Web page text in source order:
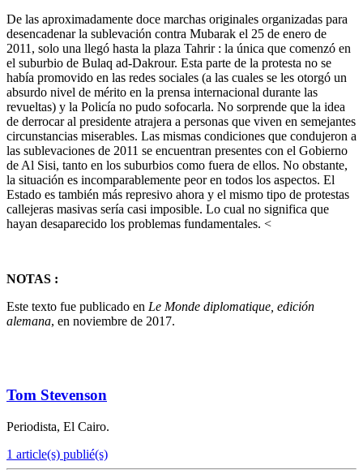
De las aproximadamente doce marchas originales organizadas para
desencadenar la sublevación contra Mubarak el 25 de enero de
2011, solo una llegó hasta la plaza Tahrir : la única que comenzó en
el suburbio de Bulaq ad-Dakrour. Esta parte de la protesta no se
había promovido en las redes sociales (a las cuales se les otorgó un
absurdo nivel de mérito en la prensa internacional durante las
revueltas) y la Policía no pudo sofocarla. No sorprende que la idea
de derrocar al presidente atrajera a personas que viven en semejantes
circunstancias miserables. Las mismas condiciones que condujeron a
las sublevaciones de 2011 se encuentran presentes con el Gobierno
de Al Sisi, tanto en los suburbios como fuera de ellos. No obstante,
la situación es incomparablemente peor en todos los aspectos. El
Estado es también más represivo ahora y el mismo tipo de protestas
callejeras masivas sería casi imposible. Lo cual no significa que
hayan desaparecido los problemas fundamentales. <
NOTAS :
Este texto fue publicado en Le Monde diplomatique, edición
alemana, en noviembre de 2017.
Tom Stevenson
Periodista, El Cairo.
1 article(s) publié(s)